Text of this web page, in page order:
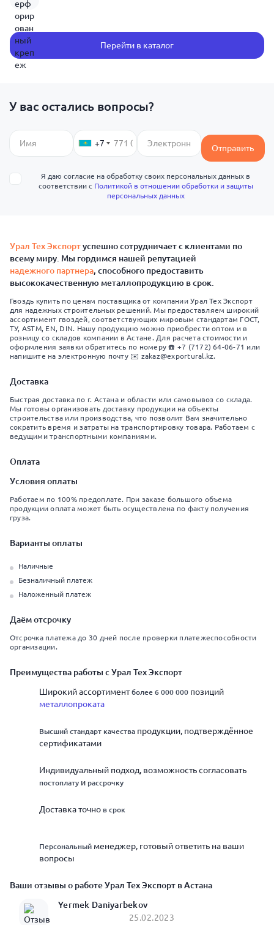
Перейти в каталог
У вас остались вопросы?
+7 Отправить
Я даю согласие на обработку своих персональных данных в
соответствии с Политикой в отношении обработки и защиты
персональных данных
Урал Тех Экспортуспешно сотрудничает с клиентами по
всему миру. Мы гордимся нашей репутацией
надежного партнера, способного предоставить
высококачественную металлопродукцию в срок.
Гвоздь купить по ценам поставщика от компании Урал Тех Экспорт
для надежных строительных решений. Мы предоставляем широкий
ассортимент гвоздей, соответствующих мировым стандартам ГОСТ,
ТУ, ASTM, EN, DIN. Нашу продукцию можно приобрести оптом и в
розницу со складов компании в Астане. Для расчета стоимости и
оформления заявки обратитесь по номеру ☎️ +7 (7172) 64-06-71 или
напишите на электронную почту ✉️ zakaz@exportural.kz.
Доставка
Быстрая доставка по г. Астана и области или самовывоз со склада.
Мы готовы организовать доставку продукции на объекты
строительства или производства, что позволит Вам значительно
сократить время и затраты на транспортировку товара. Работаем с
ведущими транспортными компаниями.
Оплата
Условия оплаты
Работаем по 100% предоплате. При заказе большого объема
продукции оплата может быть осуществлена по факту получения
груза.
Варианты оплаты
Наличные
Безналичный платеж
Наложенный платеж
Даём отсрочку
Отсрочка платежа до 30 дней после проверки платежеспособности
организации.
Преимущества работы с Урал Тех Экспорт
Широкий ассортиментболее 6 000 000 позиций
металлопроката
Высший стандарт качества продукции, подтверждённое
сертификатами
Индивидуальный подход, возможность согласовать
постоплату и рассрочку
Доставка точно в срок
Персональный менеджер, готовый ответить на ваши
вопросы
Ваши отзывы о работе Урал Тех Экспорт в Астана
Yermek Daniyarbekov
25.02.2023